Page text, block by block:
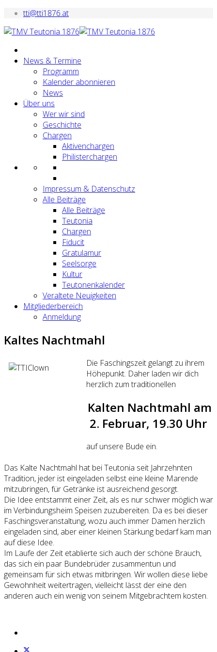
tti@tti1876.at
News & Termine
Programm
Kalender abonnieren
News
Über uns
Wer wir sind
Geschichte
Chargen
Aktivenchargen
Philisterchargen
Impressum & Datenschutz
Alle Beiträge
Alle Beiträge
Teutonia
Chargen
Fiducit
Gratulamur
Seelsorge
Kultur
Teutonenkalender
Veraltete Neuigkeiten
Mitgliederbereich
Anmeldung
Kaltes Nachtmahl
Die Faschingszeit gelangt zu ihrem
Höhepunkt. Daher laden wir dich
herzlich zum traditionellen
Kalten Nachtmahl am
2. Februar, 19.30 Uhr
auf unsere Bude ein.
Das Kalte Nachtmahl hat bei Teutonia seit Jahrzehnten
Tradition, jeder ist eingeladen selbst eine kleine Marende
mitzubringen, für Getränke ist ausreichend gesorgt.
Die Idee entstammt einer Zeit, als es nur schwer möglich war
im Verbindungsheim Speisen zuzubereiten. Da es bei dieser
Faschingsveranstaltung, wozu auch immer Damen herzlich
eingeladen sind, aber einer kleinen Stärkung bedarf kam man
auf diese Idee.
Im Laufe der Zeit etablierte sich auch der schöne Brauch,
das sich ein paar Bundebrüder zusammentun und
gemeinsam für sich etwas mitbringen. Wir wollen diese liebe
Gewohnheit weitertragen, vielleicht lässt der eine den
anderen auch ein wenig von seinem Mitgebrachtem kosten.